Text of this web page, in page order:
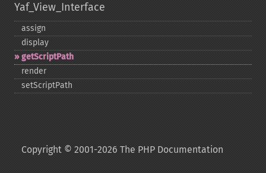
Yaf_View_Interface
assign
display
getScriptPath
render
setScriptPath
Copyright © 2001-2026 The PHP Documentation